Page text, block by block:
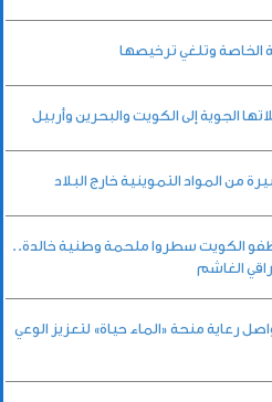
الخاصة وتلغي ترخيصها
الجوية إلى الكويت والبحرين وأربيل
من المواد التموينية خارج البلاد
الكويت سطروا ملحمة وطنية خالدة..
الغاشم
رعاية منحة «الماء حياة» لتعزيز الوعي